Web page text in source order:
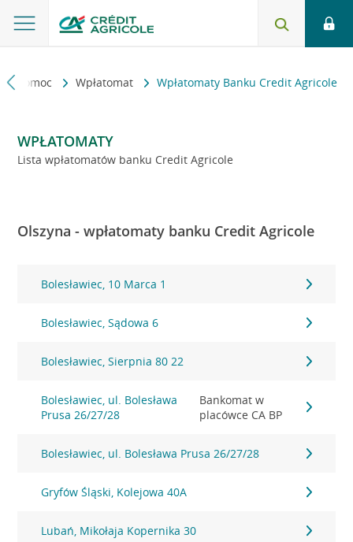
i pomoc Wpłatomat Wpłatomaty Banku Credit Agricole
WPŁATOMATY
Lista wpłatomatów banku Credit Agricole
Olszyna - wpłatomaty banku Credit Agricole
Bolesławiec, 10 Marca 1
Bolesławiec, Sądowa 6
Bolesławiec, Sierpnia 80 22
Bolesławiec, ul. Bolesława
Prusa 26/27/28
Bankomat w
placówce CA BP
Bolesławiec, ul. Bolesława Prusa 26/27/28
Gryfów Śląski, Kolejowa 40A
Lubań, Mikołaja Kopernika 30